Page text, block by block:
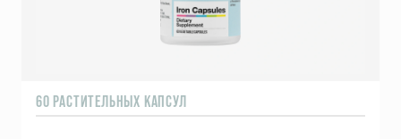
60 РАСТИТЕЛЬНЫХ КАПСУЛ